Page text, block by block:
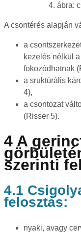
4. ábra:
A csontérés alapján
a
kezelés nélkül
fokozódhatnak
a sruktúrális
4),
a csontozat
(Risser 5).
4 A
szerinti
4.1
felosztás:
nyaki, avagy